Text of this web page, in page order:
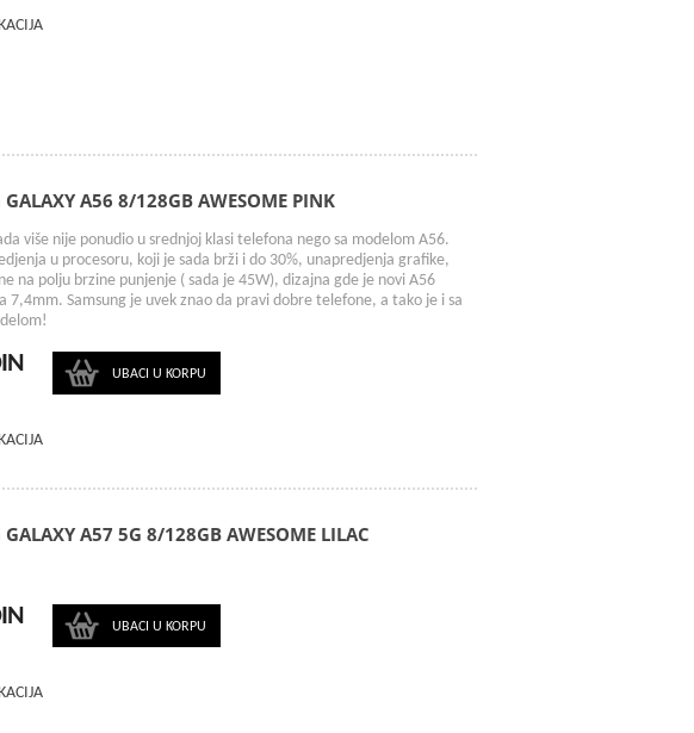
GALAXY A56 8/128GB AWESOME PINK
više nije ponudio u srednjoj klasi telefona nego sa modelom A56.
u procesoru, koji je sada brži i do 30%, unapredjenja grafike,
na polju brzine punjenje ( sada je 45W), dizajna gde je novi A56
7,4mm. Samsung je uvek znao da pravi dobre telefone, a tako je i sa
UBACI U KORPU
GALAXY A57 5G 8/128GB AWESOME LILAC
UBACI U KORPU